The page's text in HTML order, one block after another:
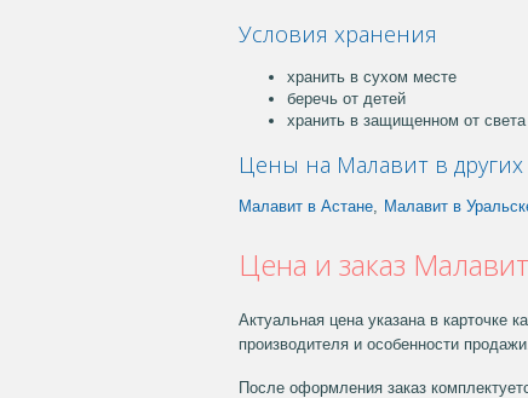
Условия хранения
хранить в сухом месте
беречь от детей
хранить в защищенном от
Цены на Малавит в других
Малавит в Астане, Малавит в
Цена и заказ
Актуальная цена указана в карточке
производителя и особенности
После оформления заказ